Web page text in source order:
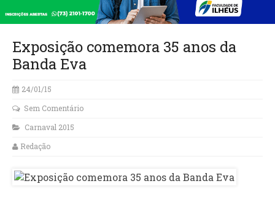
Exposição comemora 35 anos da
Banda Eva
24/01/15
Sem Comentário
Carnaval 2015
Redação